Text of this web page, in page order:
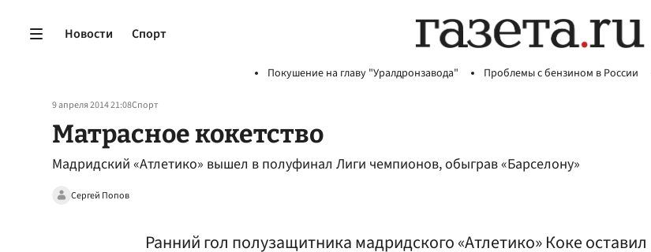
Новости Спорт
Покушение на главу "Уралдронзавода" Проблемы с бензином в России
9 апреля 2014 21:08Спорт
Матрасное кокетство
Мадридский «Атлетико» вышел в полуфинал Лиги чемпионов, обыграв «Барселону»
Сергей Попов
Ранний гол полузащитника мадридского «Атлетико» Коке оставил